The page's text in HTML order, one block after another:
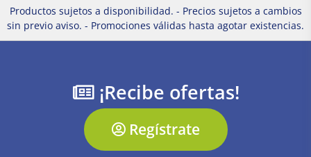
Productos sujetos a disponibilidad. - Precios sujetos a cambios
sin previo aviso. - Promociones válidas hasta agotar existencias.
¡Recibe ofertas!
Regístrate